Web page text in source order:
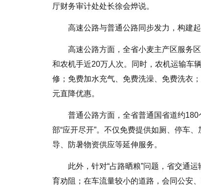
厅财务审计处处长徐会烨说。
高速公路与普通公路同步发力，构建
高速公路方面，全省小麦主产区服务
和农机手近20万人次。同时，农机运输车
修；免费加水充气、免费洗澡、免费洗衣
元直降优惠。
普通公路方面，全省普通国省道约
部“应开尽开”。不仅免费提供如厕、停车
导、防暑物资供应等延伸服务。
此外，针对“占路晒粮”问题，省交通
育劝阻；在车流量较小的道路，会同公安